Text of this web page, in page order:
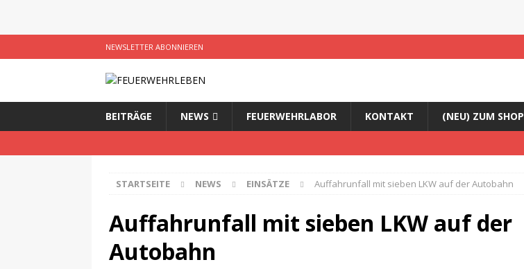
NEWSLETTER ABONNIEREN
BEITRÄGE NEWS FEUERWEHRLABOR KONTAKT (NEU) ZUM SHOP
STARTSEITE NEWS EINSÄTZE Auffahrunfall mit sieben LKW auf der Autobahn
Auffahrunfall mit sieben LKW auf der
Autobahn